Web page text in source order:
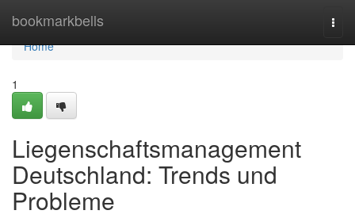
bookmarkbells
Home
Home
1
Liegenschaftsmanagement
Deutschland: Trends und
Probleme